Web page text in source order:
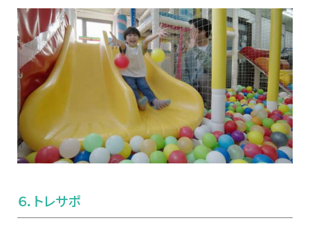
６．トレサポ